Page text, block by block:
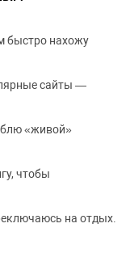
быстро нахожу
сайты —
«живой»
чтобы
на отдых.